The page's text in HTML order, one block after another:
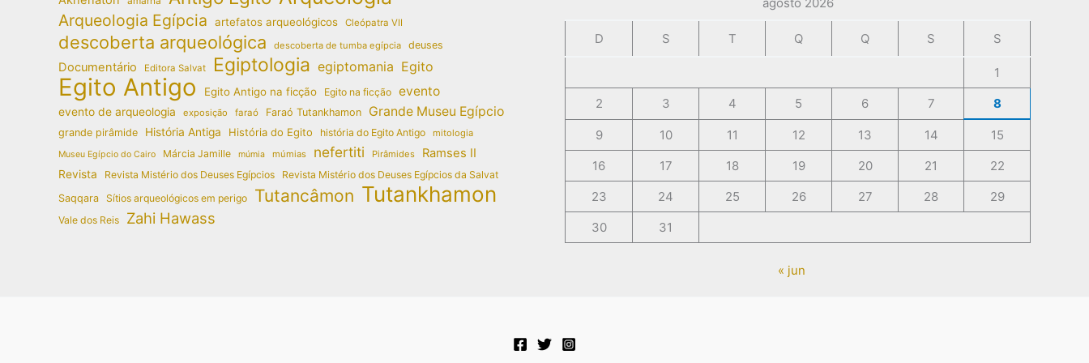
Arqueologia Egípcia artefatos arqueológicos Cleópatra VII
descoberta arqueológica descoberta de tumba egípcia deuses
Documentário Editora Salvat Egiptologia egiptomania Egito
Egito Antigo Egito Antigo na ficção Egito na ficção evento
evento de arqueologia exposição faraó Faraó Tutankhamon Grande Museu Egípcio
grande pirâmide História Antiga História do Egito história do Egito Antigo mitologia
Museu Egípcio do Cairo Márcia Jamille múmia múmias nefertiti Pirâmides Ramses II
Revista Revista Mistério dos Deuses Egípcios
Revista Mistério dos Deuses Egípcios da Salvat
Saqqara Sítios arqueológicos em perigo Tutancâmon Tutankhamon
Vale dos Reis Zahi Hawass
D S T Q Q S S
1
2
3 4 5 6 7 8
9 10 11 12 13 14
15
16
17 18 19 20 21
22
23
24 25 26 27 28
29
30
31
« jun